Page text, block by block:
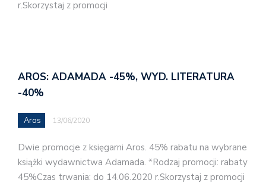
r.Skorzystaj z promocji
AROS: ADAMADA -45%, WYD. LITERATURA
-40%
Aros 13/06/2020
Dwie promocje z księgarni Aros. 45% rabatu na wybrane
książki wydawnictwa Adamada. *Rodzaj promocji: rabaty
45%Czas trwania: do 14.06.2020 r.Skorzystaj z promocji